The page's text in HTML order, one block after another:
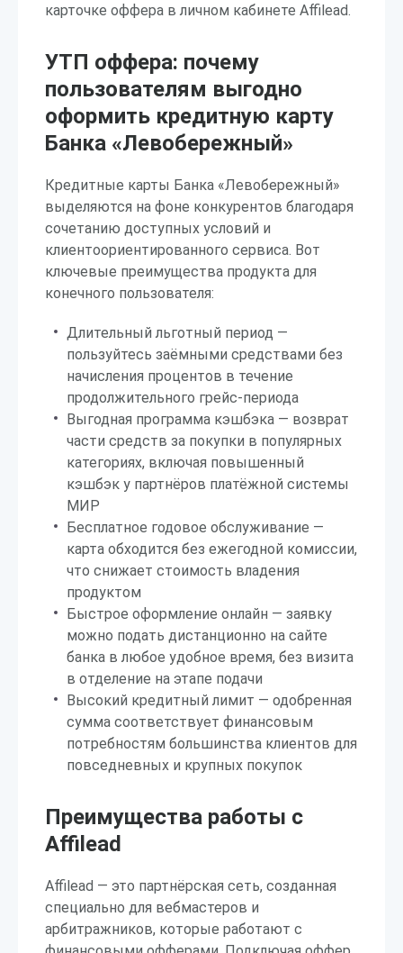
карточке оффера в личном кабинете Affilead.
УТП оффера: почему
пользователям выгодно
оформить кредитную карту
Банка «Левобережный»
Кредитные карты Банка «Левобережный»
выделяются на фоне конкурентов благодаря
сочетанию доступных условий и
клиентоориентированного сервиса. Вот
ключевые преимущества продукта для
конечного пользователя:
Длительный льготный период —
пользуйтесь заёмными средствами без
начисления процентов в течение
продолжительного грейс-периода
Выгодная программа кэшбэка — возврат
части средств за покупки в популярных
категориях, включая повышенный
кэшбэк у партнёров платёжной системы
МИР
Бесплатное годовое обслуживание —
карта обходится без ежегодной комиссии,
что снижает стоимость владения
продуктом
Быстрое оформление онлайн — заявку
можно подать дистанционно на сайте
банка в любое удобное время, без визита
в отделение на этапе подачи
Высокий кредитный лимит — одобренная
сумма соответствует финансовым
потребностям большинства клиентов для
повседневных и крупных покупок
Преимущества работы с
Affilead
Affilead — это партнёрская сеть, созданная
специально для вебмастеров и
арбитражников, которые работают с